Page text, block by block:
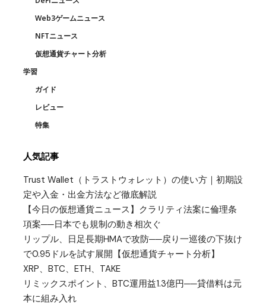
Web3ゲームニュース
NFTニュース
仮想通貨チャート分析
学習
ガイド
レビュー
特集
人気記事
Trust Wallet（トラストウォレット）の使い方｜初期設
定や入金・出金方法など徹底解説
【今日の仮想通貨ニュース】クラリティ法案に倫理条
項案──日本でも規制の動き相次ぐ
リップル、日足長期HMAで攻防──戻り一巡後の下抜け
で0.95ドルを試す展開【仮想通貨チャート分析】
XRP、BTC、ETH、TAKE
リミックスポイント、BTC運用益1.3億円──貸借料は元
本に組み入れ